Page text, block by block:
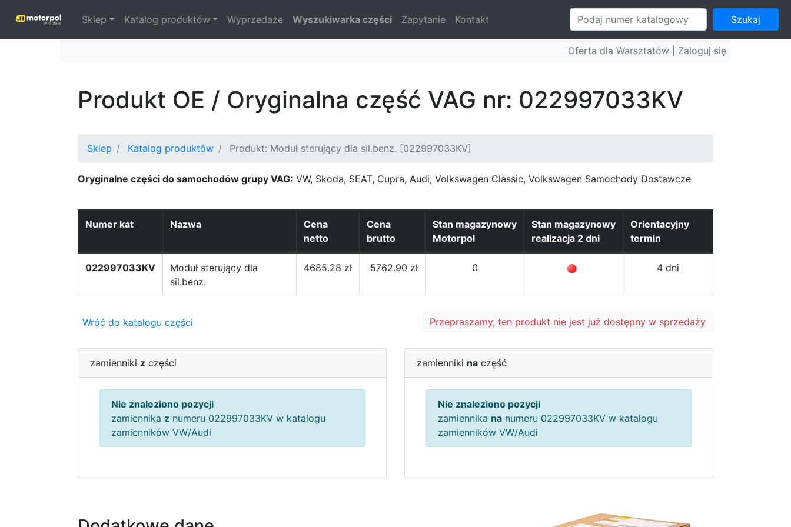
Sklep Katalog produktów Wyprzedaże Wyszukiwarka części Zapytanie Kontakt Szukaj
Oferta dla Warsztatów | Zaloguj się
Produkt OE / Oryginalna część VAG nr: 022997033KV
Sklep Katalog produktów Produkt: Moduł sterujący dla sil.benz. [022997033KV]
Oryginalne części do samochodów grupy VAG: VW, Skoda, SEAT, Cupra, Audi, Volkswagen Classic, Volkswagen Samochody Dostawcze
Numer kat Nazwa
Cena
netto
Cena
brutto
Stan magazynowy
Motorpol
Stan magazynowy
realizacja 2 dni
Orientacyjny
termin
022997033KV
Moduł sterujący dla
sil.benz.
4685.28 zł 5762.90 zł 0 4 dni
Wróć do katalogu części Przepraszamy, ten produkt nie jest już dostępny w sprzedaży
zamienniki z części
Nie znaleziono pozycji
zamiennika z numeru 022997033KV w katalogu
zamienników VW/Audi
zamienniki na część
Nie znaleziono pozycji
zamiennika na numeru 022997033KV w katalogu
zamienników VW/Audi